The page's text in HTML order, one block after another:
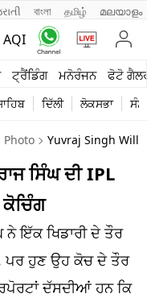
বাংলা தமிழ் മലയാളം
AQI
ਟ੍ਰੈਂਡਿੰਗ ਮਨੋਰੰਜਨ ਫੋਟੋ
ਦਿੱਲੀ ਲੋਕਸਭਾ
Photo Yuvraj Singh Will
ਸਿੰਘ ਦੀ IPL
ਨੇ ਇੱਕ ਖਿਡਾਰੀ ਦੇ ਤੌਰ
ਪਰ ਹੁਣ ਉਹ ਕੋਚ ਦੇ ਤੌਰ
ਦੱਸਦੀਆਂ ਹਨ ਕਿ